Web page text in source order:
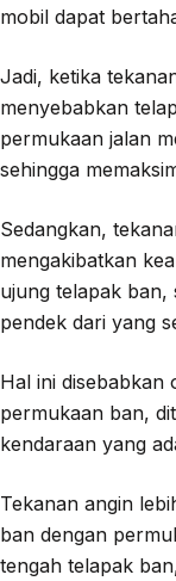
mobil dapat
Jadi, ketika
menyebabkan
permukaan jalan
sehingga
Sedangkan,
mengakibatkan
ujung telapak ban,
pendek dari yang
Hal ini disebabkan
permukaan ban,
kendaraan yang
Tekanan angin
ban dengan
tengah telapak